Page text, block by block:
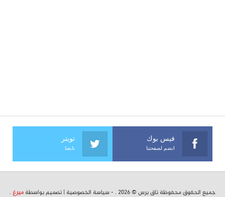
فيس بوك
انضم لصفحتنا
تويتر
تابعنا
جميع الحقوق محفوظة تاق برس © 2026 . - سياسة الخصوصية | تصميم بواسطة ميرغ .